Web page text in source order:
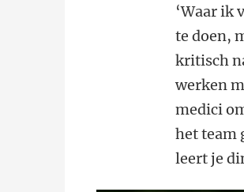
‘Waar ik
te doen,
kritisch
werken
medici
het team
leert je